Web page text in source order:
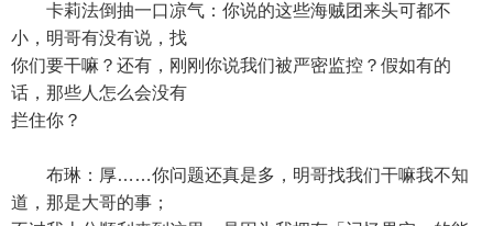
卡莉法倒抽一口凉气：你说的这些海贼团来头可都不
小，明哥有没有说，找
你们要干嘛？还有，刚刚你说我们被严密监控？假如有的
话，那些人怎么会没有
拦住你？
布琳：厚……你问题还真是多，明哥找我们干嘛我不知
道，那是大哥的事；